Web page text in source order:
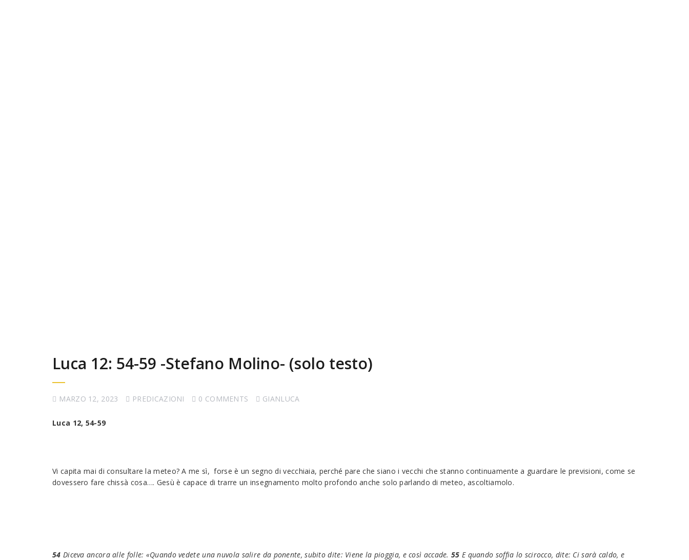
Luca 12: 54-59 -Stefano Molino- (solo testo)
MARZO 12, 2023 PREDICAZIONI 0 COMMENTS GIANLUCA
Luca 12, 54-59
Vi capita mai di consultare la meteo? A me sì, forse è un segno di vecchiaia, perché pare che siano i vecchi che stanno continuamente a guardare le previsioni, come se
dovessero fare chissà cosa…. Gesù è capace di trarre un insegnamento molto profondo anche solo parlando di meteo, ascoltiamolo.
54 Diceva ancora alle folle: «Quando vedete una nuvola salire da ponente, subito dite: Viene la pioggia, e così accade.55 E quando soffia lo scirocco, dite: Ci sarà caldo, e